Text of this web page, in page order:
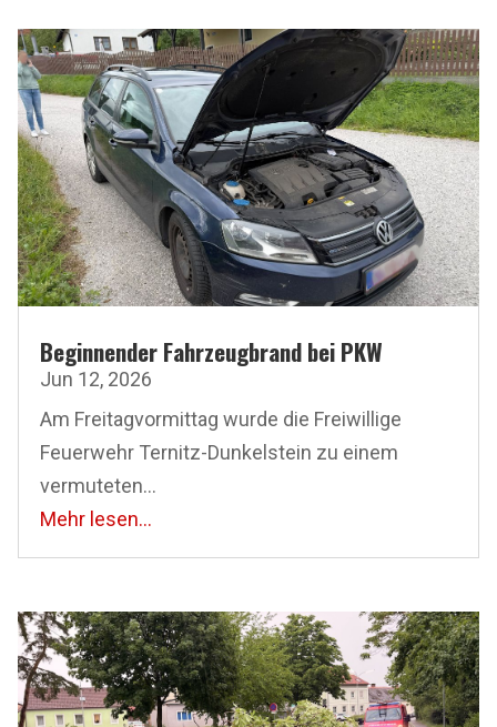
Beginnender Fahrzeugbrand bei PKW
Jun 12, 2026
Am Freitagvormittag wurde die Freiwillige
Feuerwehr Ternitz-Dunkelstein zu einem
vermuteten...
Mehr lesen...